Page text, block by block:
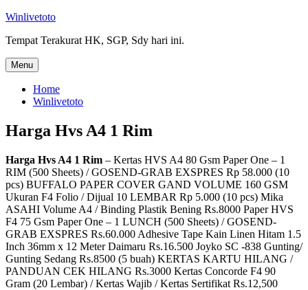
Skip
content
Winlivetoto
Tempat Terakurat HK, SGP, Sdy hari ini.
Menu
Home
Winlivetoto
Harga Hvs A4 1 Rim
Harga Hvs A4 1 Rim – Kertas HVS A4 80 Gsm Paper One – 1
RIM (500 Sheets) / GOSEND-GRAB EXSPRES Rp 58.000 (10
pcs) BUFFALO PAPER COVER GAND VOLUME 160 GSM
Ukuran F4 Folio / Dijual 10 LEMBAR Rp 5.000 (10 pcs) Mika
ASAHI Volume A4 / Binding Plastik Bening Rs.8000 Paper HVS
F4 75 Gsm Paper One – 1 LUNCH (500 Sheets) / GOSEND-
GRAB EXSPRES Rs.60.000 Adhesive Tape Kain Linen Hitam 1.5
Inch 36mm x 12 Meter Daimaru Rs.16.500 Joyko SC -838 Gunting/
Gunting Sedang Rs.8500 (5 buah) KERTAS KARTU HILANG /
PANDUAN CEK HILANG Rs.3000 Kertas Concorde F4 90
Gram (20 Lembar) / Kertas Wajib / Kertas Sertifikat Rs.12,500